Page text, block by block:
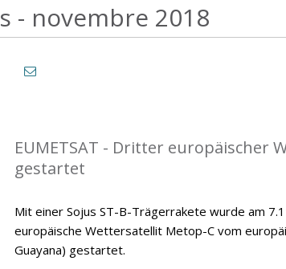
- novembre 2018
EUMETSAT - Dritter europäischer
gestartet
Mit einer Sojus ST-B-Trägerrakete wurde am
europäische Wettersatellit Metop-C vom
Guayana) gestartet.